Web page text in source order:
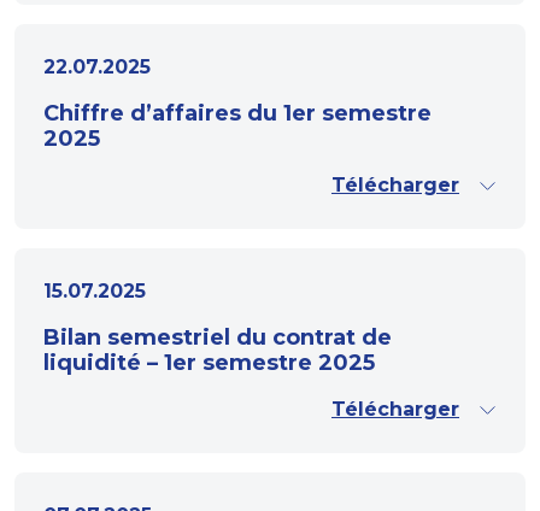
22.07.2025
Chiffre d’affaires du 1er semestre
2025
Télécharger
15.07.2025
Bilan semestriel du contrat de
liquidité – 1er semestre 2025
Télécharger